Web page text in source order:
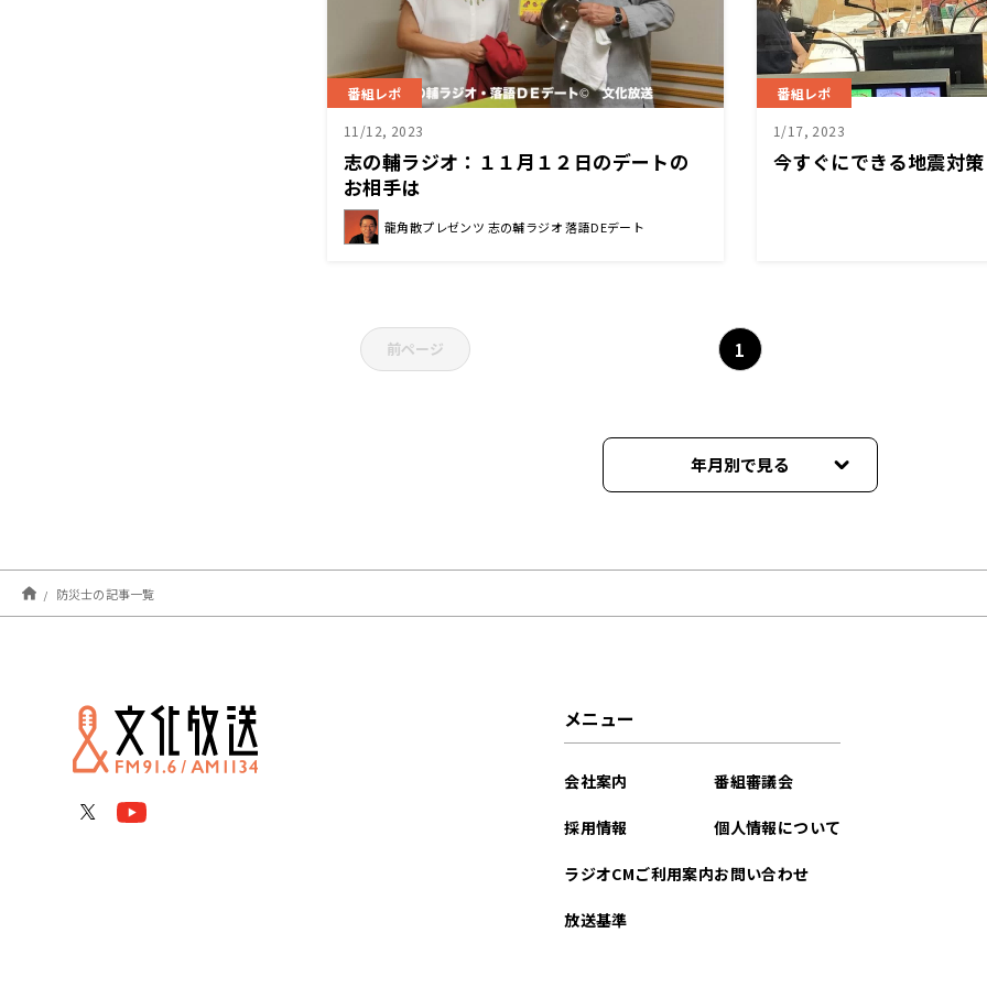
番組レポ
11/12, 2023
志の輔ラジオ：１１月１２日のデートの
お相手は
龍角散プレゼンツ 志の輔ラジオ 落語DEデート
番組レポ
1/17, 2023
今すぐにできる地震対策
前ページ 1
年月別で見る
防災士の記事一覧
メニュー
会社案内
採用情報
ラジオCMご利用案内
放送基準
番組審議会
個人情報について
お問い合わせ